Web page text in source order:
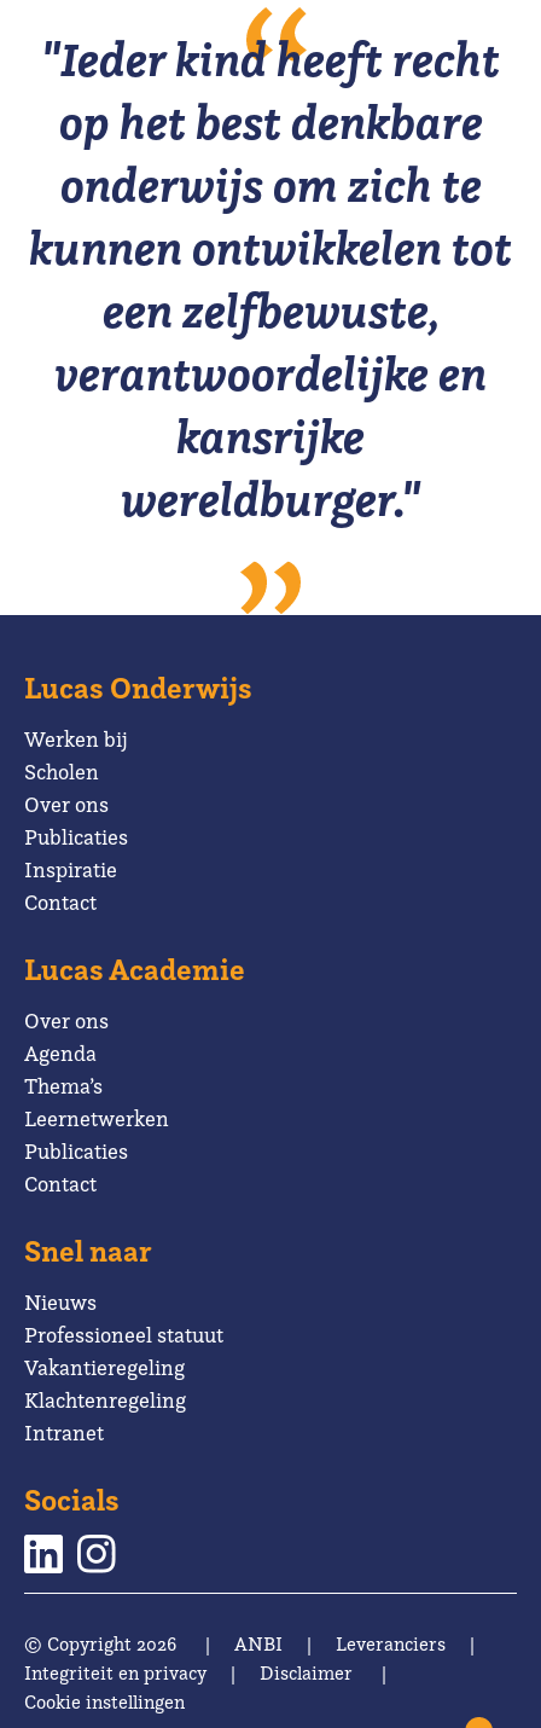
"Ieder kind heeft recht
op het best denkbare
onderwijs om zich te
kunnen ontwikkelen tot
een zelfbewuste,
verantwoordelijke en
kansrijke
wereldburger."
Lucas Onderwijs
Werken bij
Scholen
Over ons
Publicaties
Inspiratie
Contact
Lucas Academie
Over ons
Agenda
Thema’s
Leernetwerken
Publicaties
Contact
Snel naar
Nieuws
Professioneel statuut
Vakantieregeling
Klachtenregeling
Intranet
Socials
© Copyright 2026 | ANBI | Leveranciers
|
Integriteit en privacy
| Disclaimer
|
Cookie instellingen